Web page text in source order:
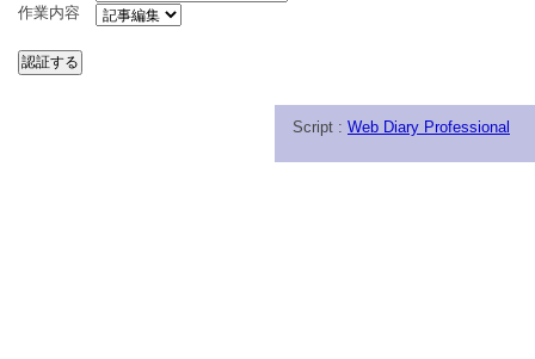
作業内容
Script : Web Diary Professional